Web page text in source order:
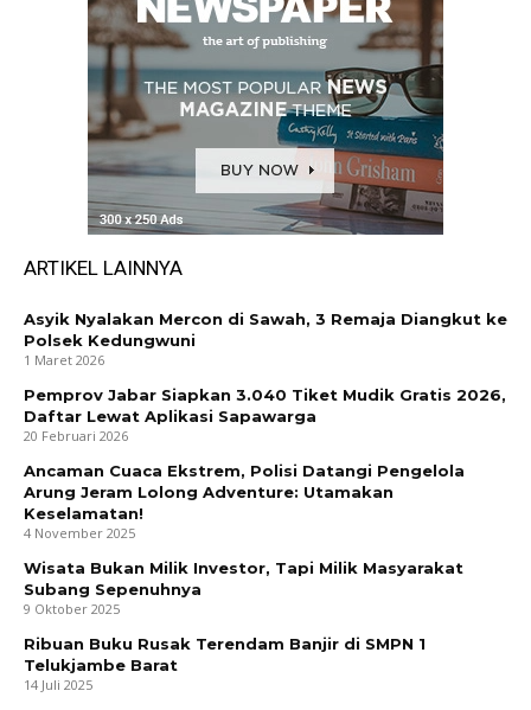
ARTIKEL LAINNYA
Asyik Nyalakan Mercon di Sawah, 3 Remaja Diangkut ke
Polsek Kedungwuni
1 Maret 2026
Pemprov Jabar Siapkan 3.040 Tiket Mudik Gratis 2026,
Daftar Lewat Aplikasi Sapawarga
20 Februari 2026
Ancaman Cuaca Ekstrem, Polisi Datangi Pengelola
Arung Jeram Lolong Adventure: Utamakan
Keselamatan!
4 November 2025
Wisata Bukan Milik Investor, Tapi Milik Masyarakat
Subang Sepenuhnya
9 Oktober 2025
Ribuan Buku Rusak Terendam Banjir di SMPN 1
Telukjambe Barat
14 Juli 2025